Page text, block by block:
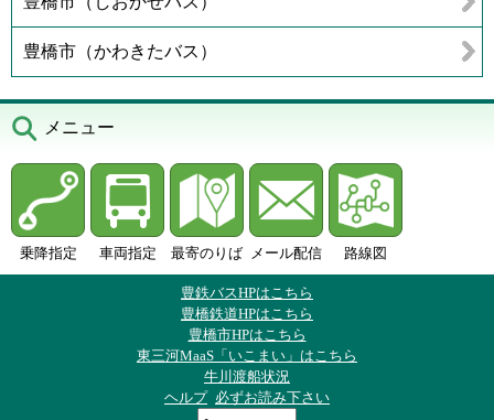
豊橋市（かわきたバス）
メニュー
乗降指定 車両指定 最寄のりば メール配信 路線図
豊鉄バスHPはこちら
豊橋鉄道HPはこちら
豊橋市HPはこちら
東三河MaaS「いこまい」はこちら
牛川渡船状況
ヘルプ 必ずお読み下さい